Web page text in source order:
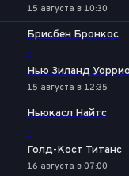
15 августа в 10:30
Брисбен Бронкос
-
Нью Зиланд
15 августа в 12:35
Ньюкасл Найтс
-
Голд-Кост Титанс
16 августа в 07:00